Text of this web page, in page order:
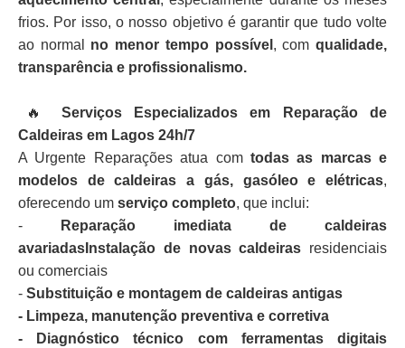
frios. Por isso, o nosso objetivo é garantir que tudo volte
ao normal no menor tempo possível , comqualidade,
transparência e profissionalismo.
🔥
Serviços Especializados em Reparação de
Caldeiras em Lagos 24h/7
A Urgente Reparações atua com todas as marcas e
modelos de caldeiras a gás, gasóleo e elétricas,
oferecendo um serviço completo, que inclui:
-
Reparação imediata de caldeiras
avariadasInstalação de novas caldeiras residenciais
ou comerciais
- Substituição e montagem de caldeiras antigas
- Limpeza, manutenção preventiva e corretiva
- Diagnóstico técnico com ferramentas digitais